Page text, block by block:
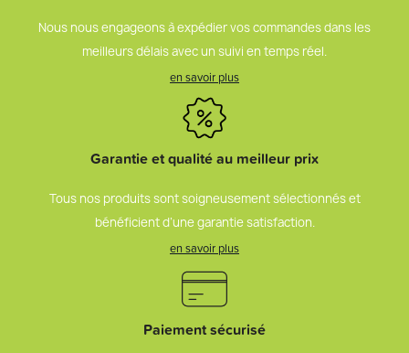
Nous nous engageons à expédier vos commandes dans les
meilleurs délais avec un suivi en temps réel.
en savoir plus
Garantie et qualité au meilleur prix
Tous nos produits sont soigneusement sélectionnés et
bénéficient d’une garantie satisfaction.
en savoir plus
Paiement sécurisé